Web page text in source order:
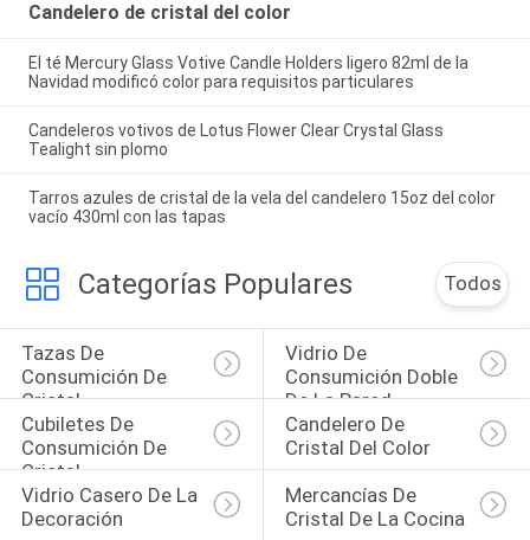
Candelero de cristal del color
El té Mercury Glass Votive Candle Holders ligero 82ml de la
Navidad modificó color para requisitos particulares
Candeleros votivos de Lotus Flower Clear Crystal Glass
Tealight sin plomo
Tarros azules de cristal de la vela del candelero 15oz del color
vacío 430ml con las tapas
Categorías Populares Todos
Tazas De
Consumición De
Cristal
Vidrio De
Consumición Doble
De La Pared
Cubiletes De
Consumición De
Cristal
Candelero De
Cristal Del Color
Vidrio Casero De La
Decoración
Mercancías De
Cristal De La Cocina